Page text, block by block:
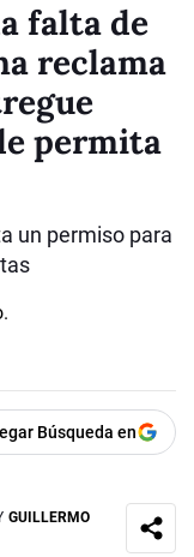
falta de
reclama
permita
un permiso para
Búsqueda en
GUILLERMO